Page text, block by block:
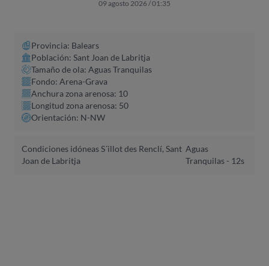
09 agosto 2026 / 01:35
Provincia: Balears
Población: Sant Joan de Labritja
Tamaño de ola: Aguas Tranquilas
Fondo: Arena-Grava
Anchura zona arenosa: 10
Longitud zona arenosa: 50
Orientación: N-NW
Condiciones idóneas S´illot des Renclí, Sant
Joan de Labritja
Aguas
Tranquilas - 12s